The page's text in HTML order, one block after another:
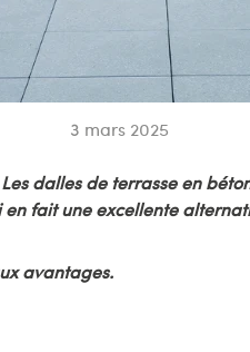
3 mars 2025
dalles de terrasse en
fait une excellente
avantages.